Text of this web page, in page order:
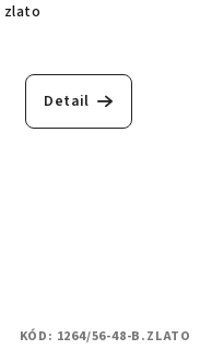
zlato
Detail
KÓD: 1264/56-48-B.ZLATO